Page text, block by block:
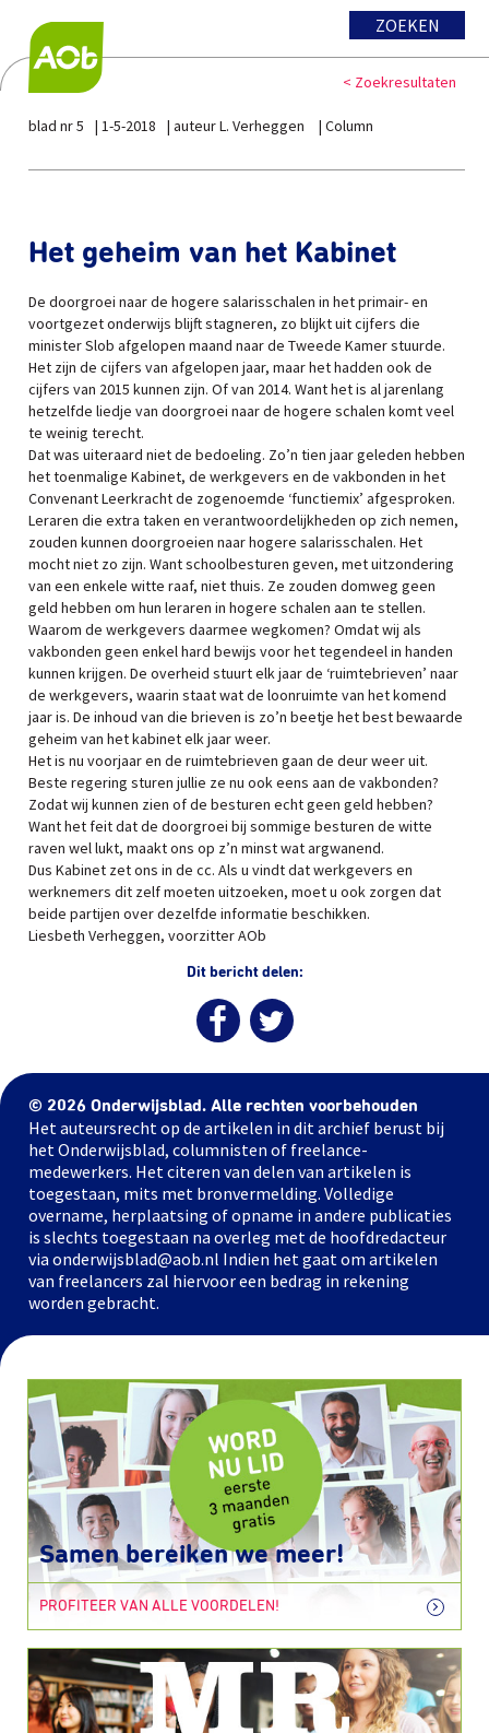
ZOEKEN
< Zoekresultaten
blad nr 5 1-5-2018 auteur L. Verheggen Column
Het geheim van het Kabinet
De doorgroei naar de hogere salarisschalen in het primair- en
voortgezet onderwijs blijft stagneren, zo blijkt uit cijfers die
minister Slob afgelopen maand naar de Tweede Kamer stuurde.
Het zijn de cijfers van afgelopen jaar, maar het hadden ook de
cijfers van 2015 kunnen zijn. Of van 2014. Want het is al jarenlang
hetzelfde liedje van doorgroei naar de hogere schalen komt veel
te weinig terecht.
Dat was uiteraard niet de bedoeling. Zo’n tien jaar geleden hebben
het toenmalige Kabinet, de werkgevers en de vakbonden in het
Convenant Leerkracht de zogenoemde ‘functiemix’ afgesproken.
Leraren die extra taken en verantwoordelijkheden op zich nemen,
zouden kunnen doorgroeien naar hogere salarisschalen. Het
mocht niet zo zijn. Want schoolbesturen geven, met uitzondering
van een enkele witte raaf, niet thuis. Ze zouden domweg geen
geld hebben om hun leraren in hogere schalen aan te stellen.
Waarom de werkgevers daarmee wegkomen? Omdat wij als
vakbonden geen enkel hard bewijs voor het tegendeel in handen
kunnen krijgen. De overheid stuurt elk jaar de ‘ruimtebrieven’ naar
de werkgevers, waarin staat wat de loonruimte van het komend
jaar is. De inhoud van die brieven is zo’n beetje het best bewaarde
geheim van het kabinet elk jaar weer.
Het is nu voorjaar en de ruimtebrieven gaan de deur weer uit.
Beste regering sturen jullie ze nu ook eens aan de vakbonden?
Zodat wij kunnen zien of de besturen echt geen geld hebben?
Want het feit dat de doorgroei bij sommige besturen de witte
raven wel lukt, maakt ons op z’n minst wat argwanend.
Dus Kabinet zet ons in de cc. Als u vindt dat werkgevers en
werknemers dit zelf moeten uitzoeken, moet u ook zorgen dat
beide partijen over dezelfde informatie beschikken.
Liesbeth Verheggen, voorzitter AOb
Dit bericht delen:
© 2026 Onderwijsblad. Alle rechten voorbehouden
Het auteursrecht op de artikelen in dit archief berust bij
het Onderwijsblad, columnisten of freelance-
medewerkers. Het citeren van delen van artikelen is
toegestaan, mits met bronvermelding. Volledige
overname, herplaatsing of opname in andere publicaties
is slechts toegestaan na overleg met de hoofdredacteur
via onderwijsblad@aob.nl Indien het gaat om artikelen
van freelancers zal hiervoor een bedrag in rekening
worden gebracht.
Samen bereiken we meer!
PROFITEER VAN ALLE VOORDELEN!